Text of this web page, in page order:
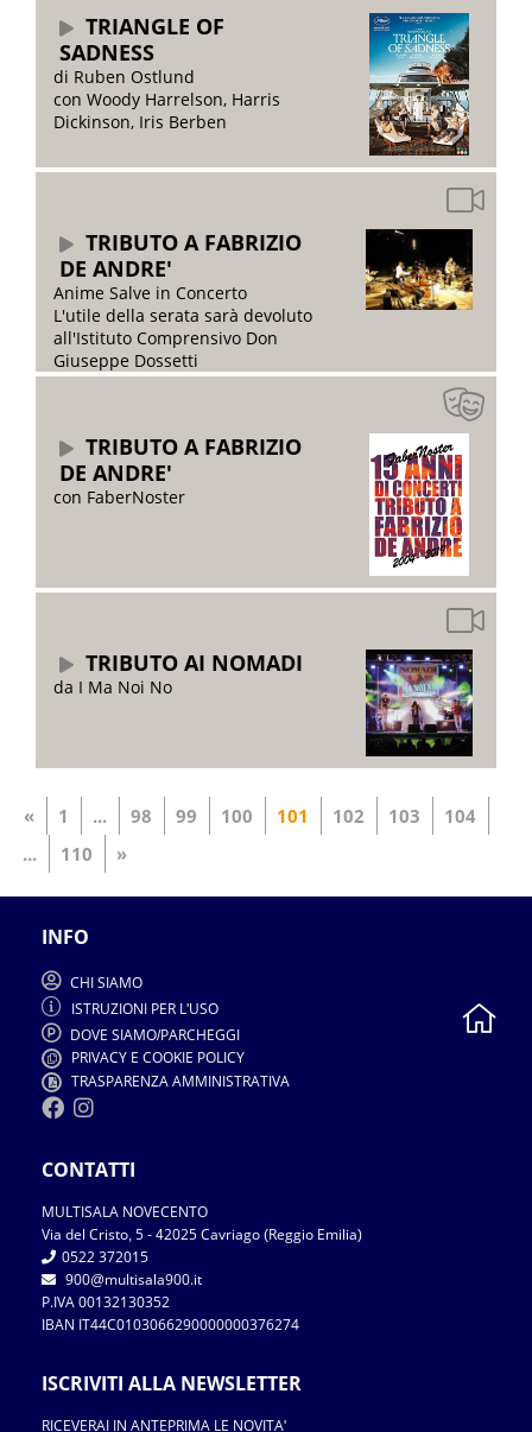
TRIANGLE OF
SADNESS
di Ruben Ostlund
con Woody Harrelson, Harris
Dickinson, Iris Berben
TRIBUTO A FABRIZIO
DE ANDRE'
Anime Salve in Concerto
L'utile della serata sarà devoluto
all'Istituto Comprensivo Don
Giuseppe Dossetti
TRIBUTO A FABRIZIO
DE ANDRE'
con FaberNoster
TRIBUTO AI NOMADI
da I Ma Noi No
« 1 ... 98 99 100 101 102 103
104
...
110 »
INFO
CHI SIAMO
ISTRUZIONI PER L'USO
DOVE SIAMO/PARCHEGGI
PRIVACY E COOKIE POLICY
TRASPARENZA AMMINISTRATIVA
CONTATTI
MULTISALA NOVECENTO
Via del Cristo, 5 - 42025 Cavriago (Reggio Emilia)
0522 372015
900@multisala900.it
P.IVA 00132130352
IBAN IT44C0103066290000000376274
ISCRIVITI ALLA NEWSLETTER
RICEVERAI IN ANTEPRIMA LE NOVITA'